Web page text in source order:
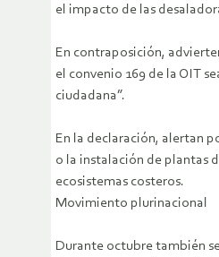
el impacto de las
En contraposición,
el convenio 169 de la OIT
ciudadana”.
En la declaración, alertan
o la instalación de plantas
ecosistemas costeros.
Movimiento plurinacional
Durante octubre también